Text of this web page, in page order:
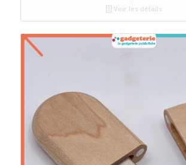
Voir les détails